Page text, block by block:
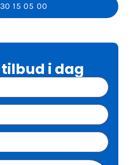
30 15 05 00
tilbud i dag